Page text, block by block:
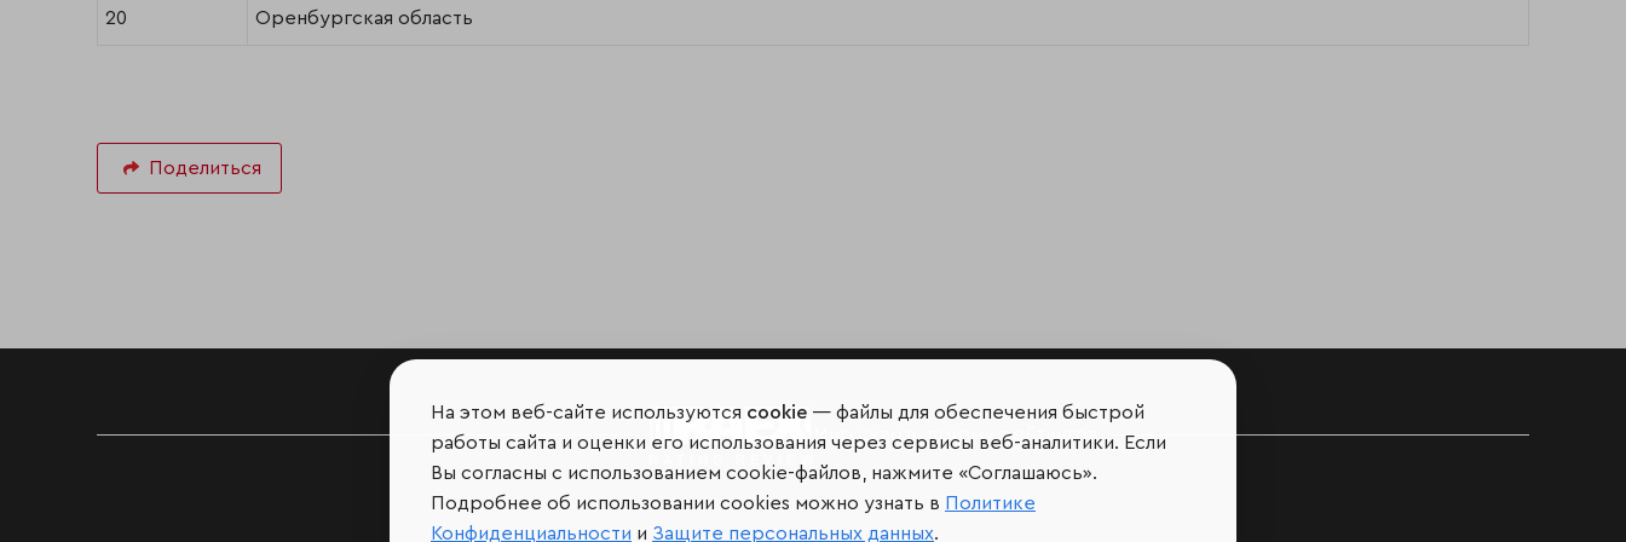
20 Оренбургская область
Поделиться
Мир сквозь призму рейтингов
На этом веб-сайте используются cookie — файлы для обеспечения быстрой
работы сайта и оценки его использования через сервисы веб-аналитики. Если
Вы согласны с использованием cookie-файлов, нажмите «Соглашаюсь».
Подробнее об использовании cookies можно узнать в Политике
Конфиденциальности и Защите персональных данных.